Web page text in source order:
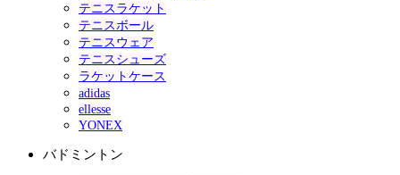
テニスラケット
テニスボール
テニスウェア
テニスシューズ
ラケットケース
adidas
ellesse
YONEX
バドミントン